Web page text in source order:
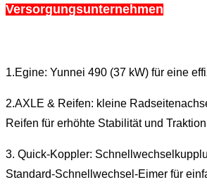
Versorgungsunternehmen
1.Egine: Yunnei 490 (37 kW) für eine
2.AXLE & Reifen: kleine
Reifen für erhöhte Stabilität und
3. Quick-Koppler:
Standard-Schnellwechsel-Eimer für